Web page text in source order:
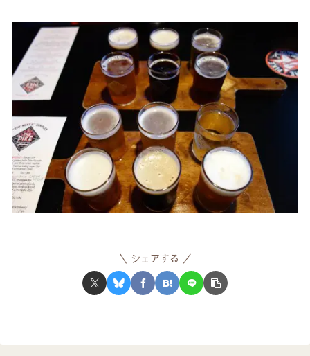
シェアする